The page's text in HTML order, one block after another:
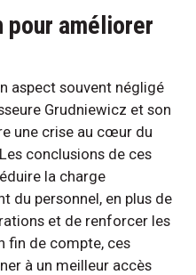
pour améliorer
aspect souvent négligé
Grudniewicz et son
une crise au cœur du
conclusions de ces
la charge
du personnel, en plus de
et de renforcer les
fin de compte, ces
à un meilleur accès